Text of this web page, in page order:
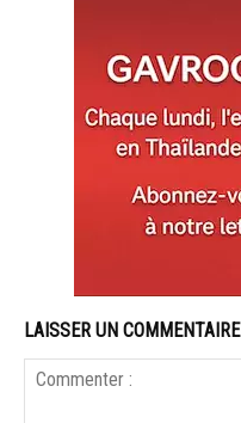
LAISSER UN COMMENTAIRE